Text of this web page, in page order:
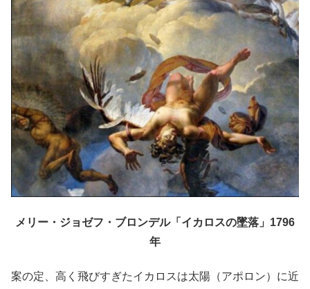
メリー・ジョゼフ・ブロンデル「イカロスの墜落」1796
年
案の定、高く飛びすぎたイカロスは太陽（アポロン）に近